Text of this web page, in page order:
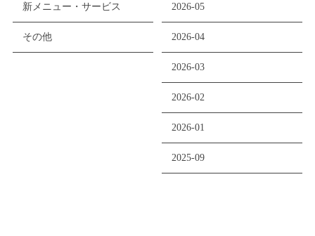
新メニュー・サービス
その他
2026-05
2026-04
2026-03
2026-02
2026-01
2025-09